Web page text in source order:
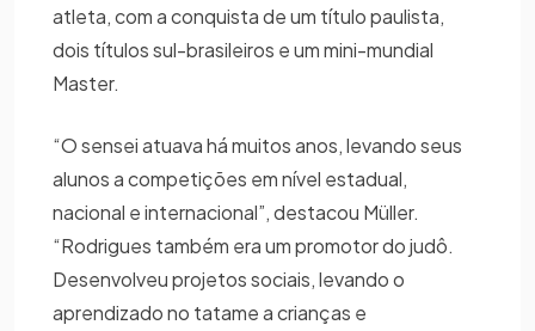
atleta, com a conquista de um título paulista,
dois títulos sul-brasileiros e um mini-mundial
Master.
“O sensei atuava há muitos anos, levando seus
alunos a competições em nível estadual,
nacional e internacional”, destacou Müller.
“Rodrigues também era um promotor do judô.
Desenvolveu projetos sociais, levando o
aprendizado no tatame a crianças e